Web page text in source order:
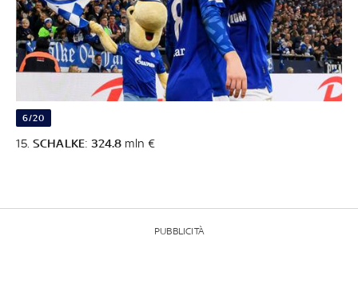
6/20
15. SCHALKE: 324.8 mln €
PUBBLICITÀ